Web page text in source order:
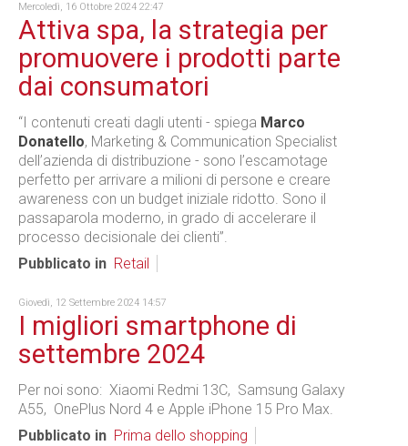
Mercoledì, 16 Ottobre 2024 22:47
Attiva spa, la strategia per
promuovere i prodotti parte
dai consumatori
“I contenuti creati dagli utenti - spiega Marco
Donatello, Marketing & Communication Specialist
dell’azienda di distribuzione - sono l’escamotage
perfetto per arrivare a milioni di persone e creare
awareness con un budget iniziale ridotto. Sono il
passaparola moderno, in grado di accelerare il
processo decisionale dei clienti”.
Pubblicato in Retail
Giovedì, 12 Settembre 2024 14:57
I migliori smartphone di
settembre 2024
Per noi sono: Xiaomi Redmi 13C, Samsung Galaxy
A55, OnePlus Nord 4 e Apple iPhone 15 Pro Max.
Pubblicato in Prima dello shopping